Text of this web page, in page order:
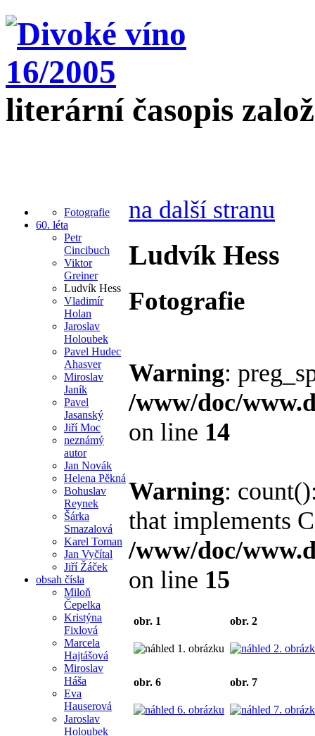
literární časopis
Fotografie
60. léta
Petr
Cincibuch
Viktor
Greiner
Ludvík Hess
Vladimír
Holan
Jaroslav
Holoubek
Pavel Hudec
Ahasver
Miroslav
Janík
Pavel
Jasanský
Jiří Moc
neznámý
autor
Jan Novák
Helena Pěkná
Bohuslav
Reynek
Šárka
Smazalová
Karel Toman
Jan Vyčítal
Jiří Žáček
obsah čísla
Miloň
Čepelka
Kristýna
Fixlová
Marcela
Hajtášová
Miroslav
Háša
Eva
Hauserová
Jaroslav
Holoubek
na další stranu
Ludvík Hess
Fotografie
Warning:
/www/doc/
on line 14
Warning:
that implements
/www/doc/
on line 15
obr. 1 obr. 2
obr. 6 obr. 7